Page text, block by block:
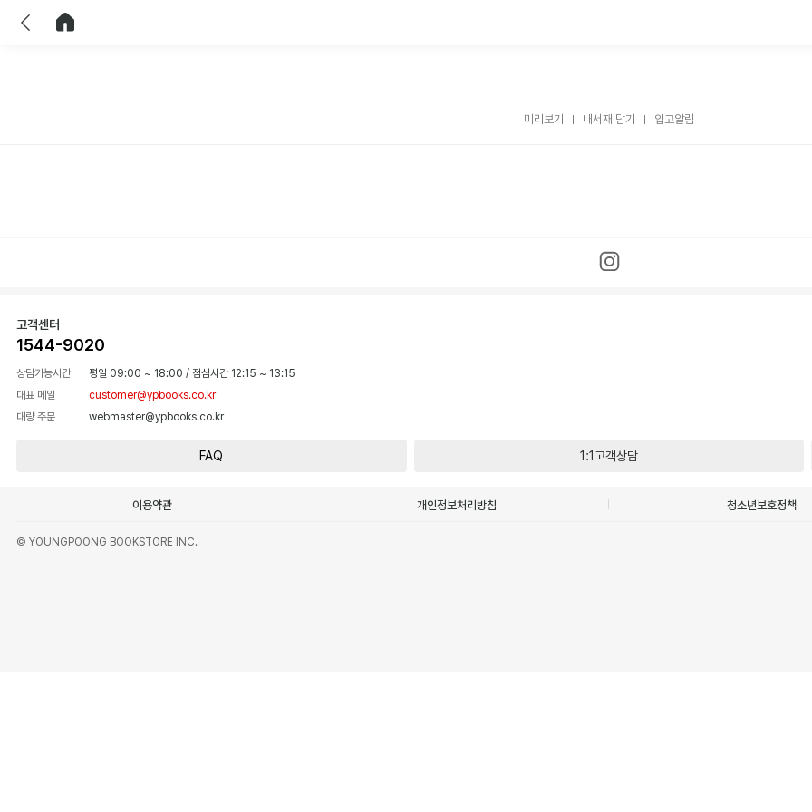
미리보기 내서재 담기 입고알림
고객센터
1544-9020
상담가능시간 평일 09:00 ~ 18:00 / 점심시간 12:15 ~ 13:15
대표 메일
customer@ypbooks.co.kr
대량 주문
webmaster@ypbooks.co.kr
FAQ 1:1고객상담
이용약관 개인정보처리방침 청소년보호정책
© YOUNGPOONG BOOKSTORE INC.